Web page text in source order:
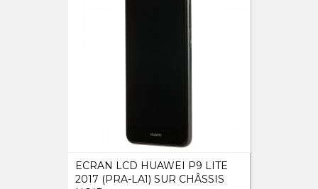
ECRAN LCD HUAWEI P9 LITE
2017 (PRA-LA1) SUR CHÂSSIS